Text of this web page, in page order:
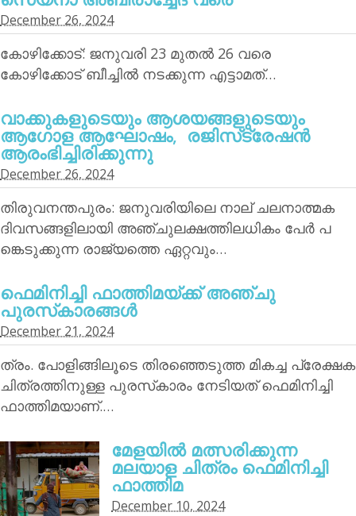
December 26, 2024
കോഴിക്കോട്: ജനുവരി 23 മുതല്‍ 26 വരെ
കോഴിക്കോട് ബീച്ചില്‍ നടക്കുന്ന എട്ടാമത്…
വാക്കുകളുടെയും ആശയങ്ങളുടെയും
ആഗോള ആഘോഷം, രജിസ്‌ട്രേഷന്‍
ആരംഭിച്ചിരിക്കുന്നു
December 26, 2024
തിരുവനന്തപുരം: ജനുവരിയിലെ നാല് ചലനാത്മക
ദിവസങ്ങളിലായി അഞ്ചുലക്ഷത്തിലധികം പേര്‍ പ
ങ്കെടുക്കുന്ന രാജ്യത്തെ ഏറ്റവും…
ഫെമിനിച്ചി ഫാത്തിമയ്ക്ക് അഞ്ചു
പുരസ്‌കാരങ്ങള്‍
December 21, 2024
ത്രം. പോളിങ്ങിലൂടെ തിരഞ്ഞെടുത്ത മികച്ച പ്രേക്ഷക
ചിത്രത്തിനുള്ള പുരസ്‌കാരം നേടിയത് ഫെമിനിച്ചി
ഫാത്തിമയാണ്.…
മേളയില്‍ മത്സരിക്കുന്ന
മലയാള ചിത്രം ഫെമിനിച്ചി
ഫാത്തിമ
December 10, 2024